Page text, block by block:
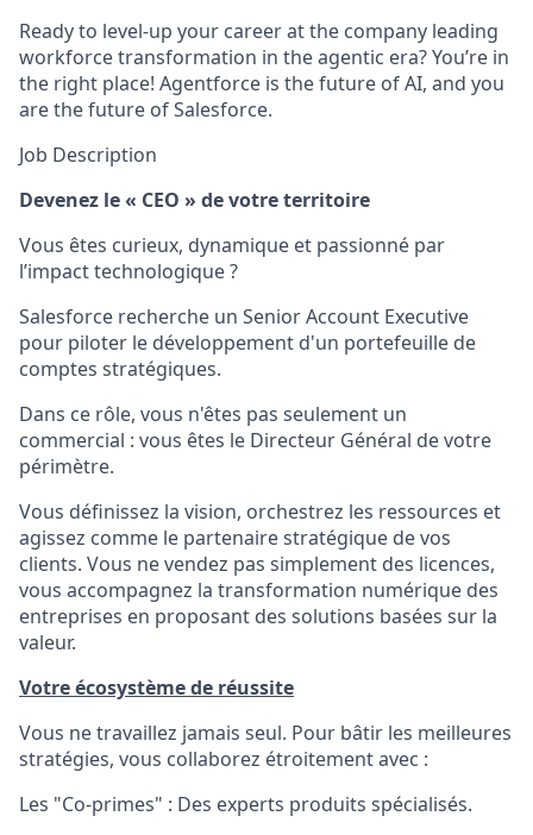
Ready to level-up your career at the company leading
workforce transformation in the agentic era? You’re in
the right place! Agentforce is the future of AI, and you
are the future of Salesforce.
Job Description
Devenez le « CEO » de votre territoire
Vous êtes curieux, dynamique et passionné par
l’impact technologique ?
Salesforce recherche un Senior Account Executive
pour piloter le développement d'un portefeuille de
comptes stratégiques.
Dans ce rôle, vous n'êtes pas seulement un
commercial : vous êtes le Directeur Général de votre
périmètre.
Vous définissez la vision, orchestrez les ressources et
agissez comme le partenaire stratégique de vos
clients. Vous ne vendez pas simplement des licences,
vous accompagnez la transformation numérique des
entreprises en proposant des solutions basées sur la
valeur.
Votre écosystème de réussite
Vous ne travaillez jamais seul. Pour bâtir les meilleures
stratégies, vous collaborez étroitement avec :
Les "Co-primes" : Des experts produits spécialisés.